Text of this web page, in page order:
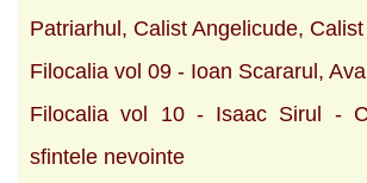
Patriarhul, Calist Angelicude,
Filocalia vol 09 - Ioan Scararul,
Filocalia vol 10 - Isaac Sirul -
sfintele nevointe